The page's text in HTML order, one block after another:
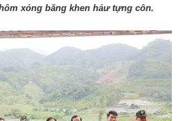
xỏng băng khen hảư tựng côn.